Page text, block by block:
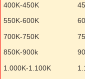
400K-450K
550K-600K
700K-750K
850K-900k
1.000K-1.100K